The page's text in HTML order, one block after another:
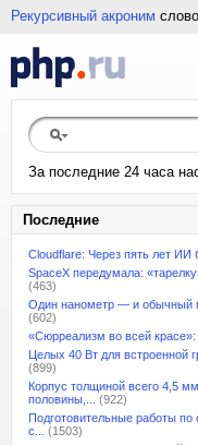
Рекурсивный акроним
За последние 24 часа
Последние
Cloudflare: Через пять лет ИИ
SpaceX передумала:
(463)
Один нанометр — и обычный
(602)
«Сюрреализм во всей красе»:
Целых 40 Вт для встроенной
(899)
Корпус толщиной всего 4,5
половины,...
(922)
Подготовительные работы
с...
(1503)